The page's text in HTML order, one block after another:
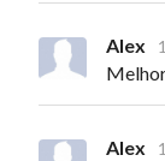
Alex
Alex